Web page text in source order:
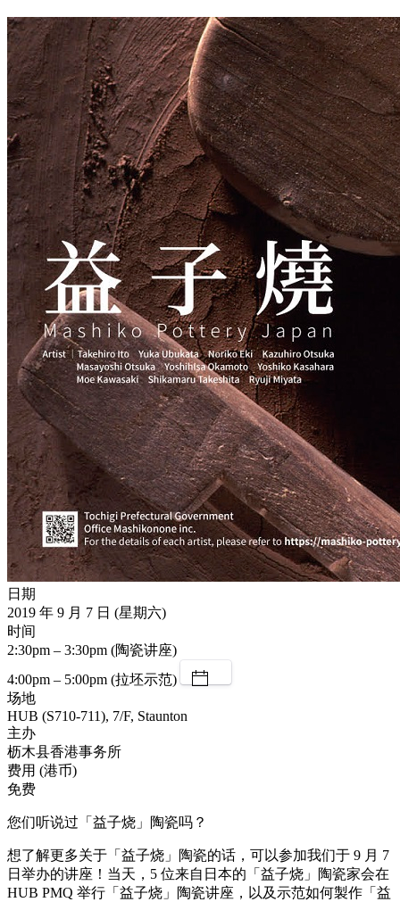
日期
2019 年 9 月 7 日 (星期六)
时间
2:30pm – 3:30pm (陶瓷讲座)
4:00pm – 5:00pm (拉坯示范)
场地
HUB (S710-711), 7/F, Staunton
主办
枥木县香港事务所
费用 (港币)
免费
您们听说过「益子烧」陶瓷吗？
想了解更多关于「益子烧」陶瓷的话，可以参加我们于 9 月 7
日举办的讲座！当天，5 位来自日本的「益子烧」陶瓷家会在
HUB PMQ 举行「益子烧」陶瓷讲座，以及示范如何製作「益